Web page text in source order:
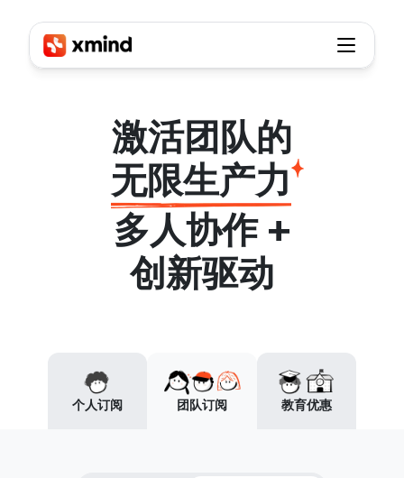
plans
for
激活团队的
无限生产力
多人协作 +
创新驱动
个人订阅 团队订阅 教育优惠